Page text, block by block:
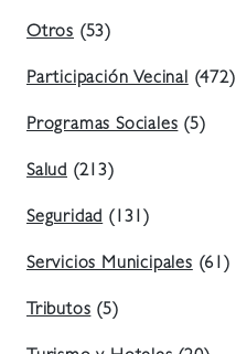
Otros (53)
Participación Vecinal(472)
Programas Sociales(5)
Salud (213)
Seguridad(131)
Servicios Municipales(61)
Tributos(5)